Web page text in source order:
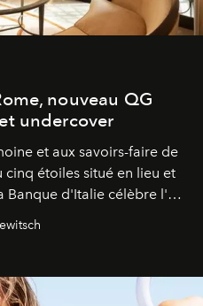
nouveau QG
undercover
et aux savoirs-faire de
cinq étoiles situé en lieu et
Banque d'Italie célèbre l'art
élégance intemporelle.